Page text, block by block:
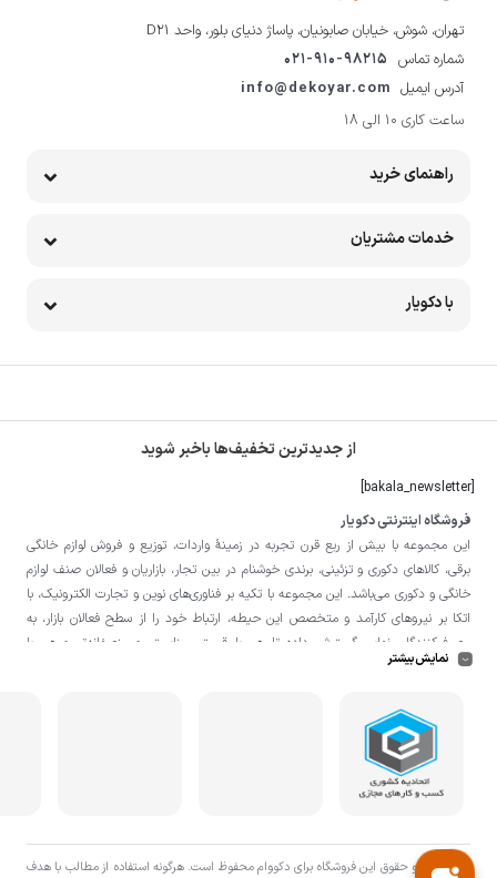
تهران، شوش، خیابان صابونیان، پاساژ دنیای بلور، واحد D21
شماره تماس 021-910-98215
آدرس ایمیل info@dekoyar.com
ساعت کاری 10 الی 18
راهنمای خرید
خدمات مشتریان
با دکویار
از جدیدترین تخفیف‌ها باخبر شوید
فروشگاه اینترنتی دکویار
این مجموعه با بيش از ربع قرن تجربه در زمينۀ واردات، توزيع و فروش لوازم خانگی
برقی، کالاهای دکوری و تزئینی، برندی خوشنام در بين تجار، بازاريان و فعالان صنف لوازم
خانگی و دکوری می‌باشد. این مجموعه با تكيه بر فناوری‌های نوين و تجارت الكترونيک، با
اتکا بر نيروهای كارآمد و متخصص اين حيطه، ارتباط خود را از سطح فعالان بازار، به
مصرف‌كنندگان نهايی گسترش داده تا هم با قيمتی مناسبتر و منصفانه‌تر و هم با
خدماتی گسترده‌تر و كيفی‌تر در خدمت هموطنان عزیز در اقصی نقاط ميهنمان باشد.
کالا از انبار تنها در صورت ثبت سفارش قبلی از طریق سایت و انتخاب زمان، امکان پذیر
نمایش بیشتر
تمامی حق و حقوق اين فروشگاه برای دکووام محفوظ است. هرگونه استفاده از مطالب با هدف